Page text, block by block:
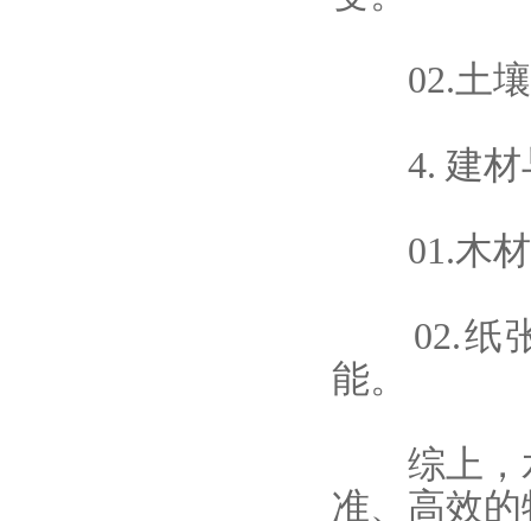
02.土壤
4. 建材
01.木材
02.纸张
能。
综上，水
准、高效